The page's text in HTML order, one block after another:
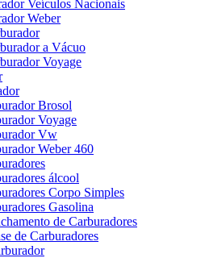
Veículos Nacionais
Weber
a Vácuo
Voyage
Brosol
Voyage
Vw
Weber 460
álcool
Corpo Simples
Gasolina
de Carburadores
de Carburadores